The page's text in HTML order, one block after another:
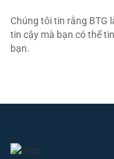
Chúng tôi tin rằng BTG
tin cậy mà bạn có thể
bạn.